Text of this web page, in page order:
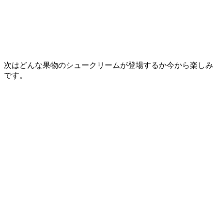
次はどんな果物のシュークリームが登場するか今から楽しみ
です。